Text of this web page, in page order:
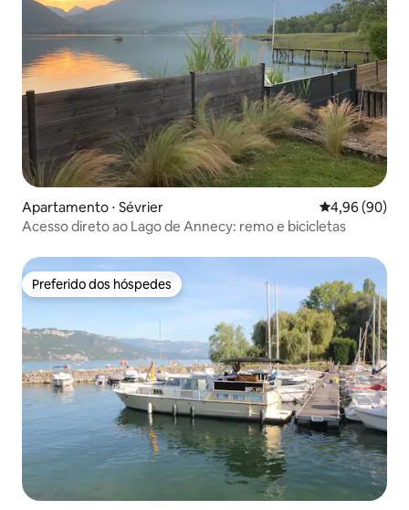
Apartamento ⋅ Sévrier 4,96 de uma
4,96 (90)
Acesso direto ao Lago de Annecy: remo e bicicletas
Preferido dos hóspedes
Preferido dos hóspedes